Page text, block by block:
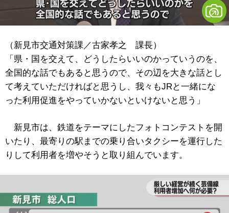
（新見市交通対策課／古家孝之 課長）
「県・国を交えて、どうしたらいいのかっていうのを、
全国的な話でもあると思うので、その辺を大きな話とし
て考えていただければと思うし、我々もJRと一緒にな
った利用促進をやっていかないといけないと思う」
新見市は、鉄道をテーマにしたフォトコンテストを開
いたり、最寄りの駅までの乗り合いタクシーを運行した
りして利用者を増やそうと取り組んでいます。